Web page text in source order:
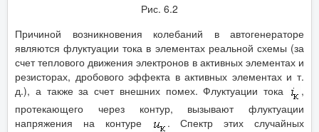
Рис. 6.2
Причиной возникновения колебаний в автогенераторе
являются флуктуации тока в элементах реальной схемы (за
счет теплового движения электронов в активных элементах и
резисторах, дробового эффекта в активных элементах и т.
д.), а также за счет внешних помех. Флуктуации тока
,
протекающего через контур, вызывают флуктуации
напряжения на контуре
. Спектр этих случайных